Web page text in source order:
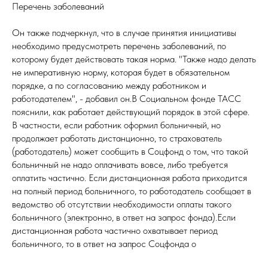
Перечень заболеваний
Он также подчеркнул, что в случае принятия инициативы
необходимо предусмотреть перечень заболеваний, по
которому будет действовать такая норма. "Также надо делать
не императивную норму, которая будет в обязательном
порядке, а по согласованию между работником и
работодателем", - добавил он.В Социальном фонде ТАСС
пояснили, как работает действующий порядок в этой сфере.
В частности, если работник оформил больничный, но
продолжает работать дистанционно, то страхователь
(работодатель) может сообщить в Соцфонд о том, что такой
больничный не надо оплачивать вовсе, либо требуется
оплатить частично. Если дистанционная работа приходится
на полный период больничного, то работодатель сообщает в
ведомство об отсутствии необходимости оплаты такого
больничного (электронно, в ответ на запрос фонда).Если
дистанционная работа частично охватывает период
больничного, то в ответ на запрос Соцфонда о